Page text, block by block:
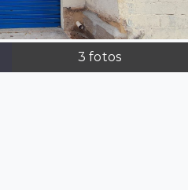
3 fotos